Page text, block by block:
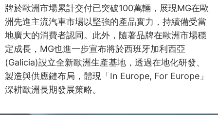
牌於歐洲市場累計交付已突破100萬輛，展現MG在歐
洲先進主流汽車市場以堅強的產品實力，持續備受當
地廣大的消費者認同。此外，隨著品牌在歐洲市場穩
定成長，MG也進一步宣布將於西班牙加利西亞
(Galicia)設立全新歐洲生產基地，透過在地化研發、
製造與供應鏈布局，體現「In Europe, For Europe」
深耕歐洲長期發展策略。